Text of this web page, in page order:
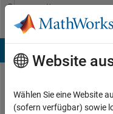
Weiter zum Inhalt
Community
Profile
Geoff
Website
Wählen Sie eine Website
(sofern verfügbar) sowie